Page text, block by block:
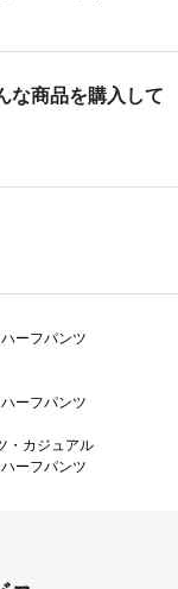
な商品を購入して
ハーフパンツ
ハーフパンツ
・カジュアル
ハーフパンツ